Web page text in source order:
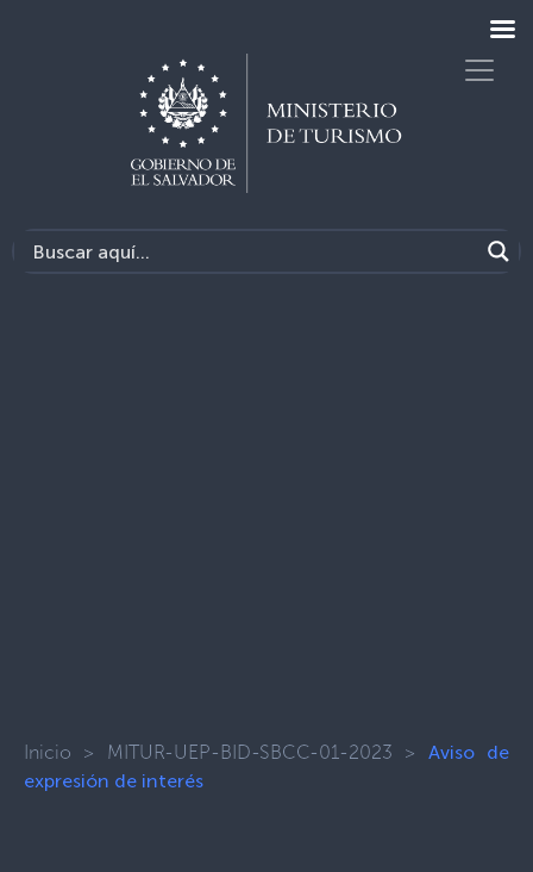
Inicio > MITUR-UEP-BID-SBCC-01-2023 > Aviso de
expresión de interés